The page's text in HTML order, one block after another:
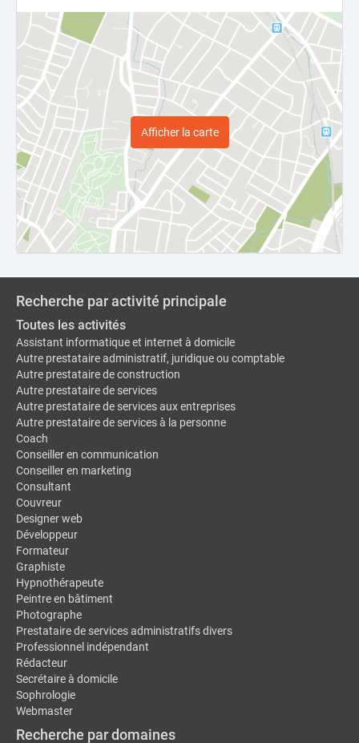
Afficher la carte
Recherche par activité principale
Toutes les activités
Assistant informatique et internet à domicile
Autre prestataire administratif, juridique ou comptable
Autre prestataire de construction
Autre prestataire de services
Autre prestataire de services aux entreprises
Autre prestataire de services à la personne
Coach
Conseiller en communication
Conseiller en marketing
Consultant
Couvreur
Designer web
Développeur
Formateur
Graphiste
Hypnothérapeute
Peintre en bâtiment
Photographe
Prestataire de services administratifs divers
Professionnel indépendant
Rédacteur
Secrétaire à domicile
Sophrologie
Webmaster
Recherche par domaines